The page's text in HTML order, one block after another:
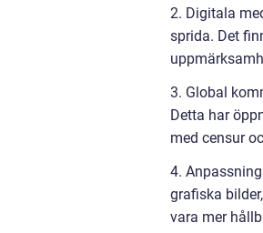
2. Digitala
sprida. Det
3. Global
Detta har
med censur
4.
grafiska
vara mer